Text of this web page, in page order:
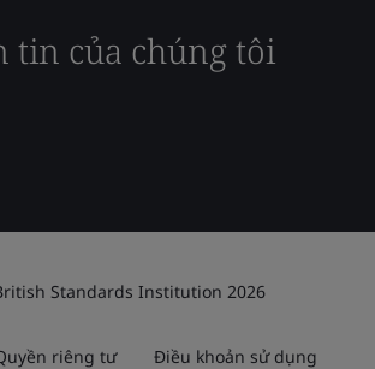
tin của chúng tôi
Standards Institution 2026
riêng tư Điều khoản sử dụng